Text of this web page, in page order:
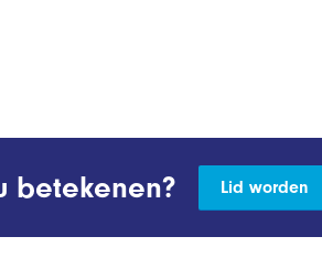
betekenen? Lid worden